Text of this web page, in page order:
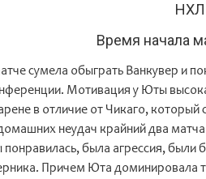
НХЛ
Время начала
сумела обыграть Ванкувер и
Мотивация у Юты
в отличие от Чикаго,
неудач крайний два
была агрессия, были
Причем Юта доминировала